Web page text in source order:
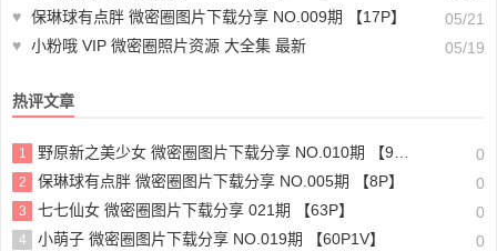
♥ 保琳球有点胖 微密圈图片下载分享 NO.009期 【17P】
05/21
♥ 小粉哦 VIP 微密圈照片资源 大全集 最新 05/19
热评文章
1 野原新之美少女 微密圈图片下载分享 NO.010期 【96P2V】 0
2 保琳球有点胖 微密圈图片下载分享 NO.005期 【8P】 0
3 七七仙女 微密圈图片下载分享 021期 【63P】 0
4 小萌子 微密圈图片下载分享 NO.019期 【60P1V】 0